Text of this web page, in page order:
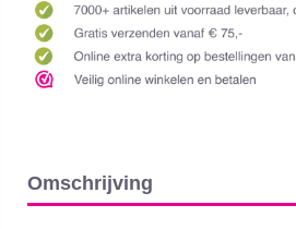
Omschrijving